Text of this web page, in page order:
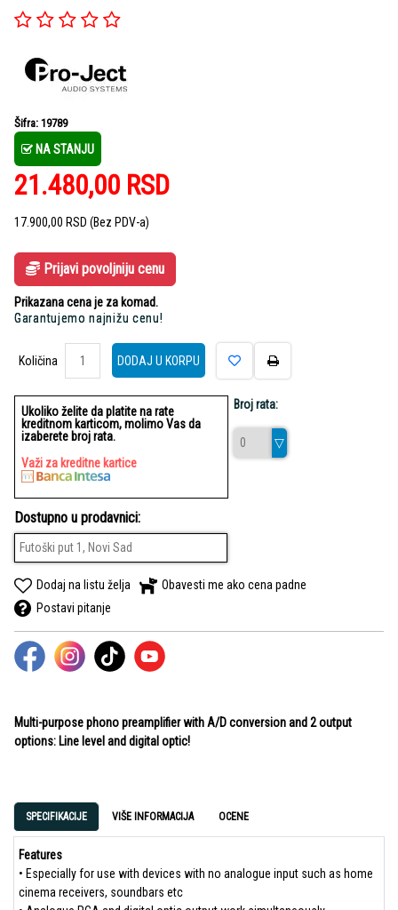
Šifra: 19789
NA STANJU
21.480,00 RSD
17.900,00 RSD (Bez PDV-a)
Prijavi povoljniju cenu
Prikazana cena je za komad.
Garantujemo najnižu cenu!
Količina
Količina
DODAJ U KORPU
Ukoliko želite da platite na rate
kreditnom karticom, molimo Vas da
izaberete broj rata.
Važi za kreditne kartice
Broj rata:
Dostupno u prodavnici:
Futoški put 1, Novi Sad
Dodaj na listu želja
Obavesti me ako cena padne
Postavi pitanje
Multi-purpose phono preamplifier with A/D conversion and 2 output
options: Line level and digital optic!
SPECIFIKACIJE VIŠE INFORMACIJA OCENE
Features
• Especially for use with devices with no analogue input such as home
cinema receivers, soundbars etc